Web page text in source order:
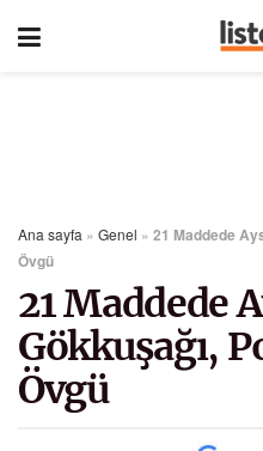
Ana sayfa » Genel » 21 Maddede
Övgü
21 Maddede
Gökkuşağı,
Övgü